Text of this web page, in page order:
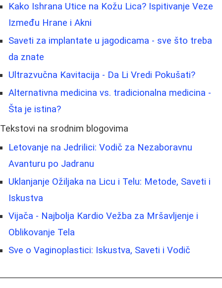
Kako Ishrana Utice na Kožu Lica? Ispitivanje Veze
Između Hrane i Akni
Saveti za implantate u jagodicama - sve što treba
da znate
Ultrazvučna Kavitacija - Da Li Vredi Pokušati?
Alternativna medicina vs. tradicionalna medicina -
Šta je istina?
Tekstovi na srodnim blogovima
Letovanje na Jedrilici: Vodič za Nezaboravnu
Avanturu po Jadranu
Uklanjanje Ožiljaka na Licu i Telu: Metode, Saveti i
Iskustva
Vijača - Najbolja Kardio Vežba za Mršavljenje i
Oblikovanje Tela
Sve o Vaginoplastici: Iskustva, Saveti i Vodič